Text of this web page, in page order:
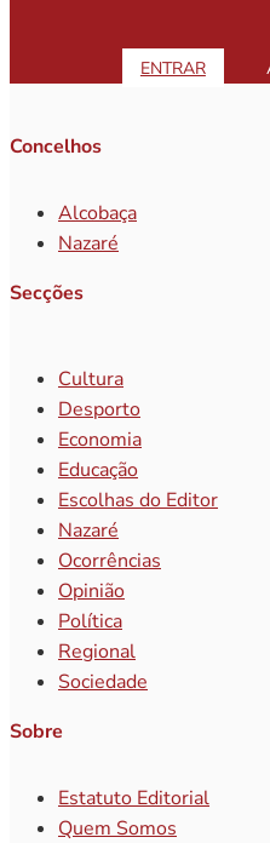
ENTRAR
Concelhos
Alcobaça
Nazaré
Secções
Cultura
Desporto
Economia
Educação
Escolhas do Editor
Nazaré
Ocorrências
Opinião
Política
Regional
Sociedade
Sobre
Estatuto Editorial
Quem Somos